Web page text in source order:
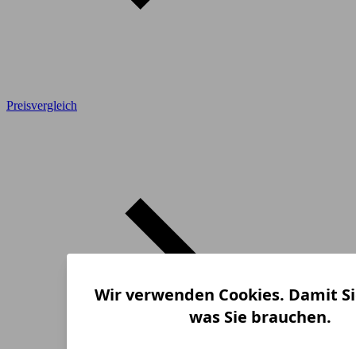
Preisvergleich
Wir verwenden Cookies. Damit
was Sie brauchen.